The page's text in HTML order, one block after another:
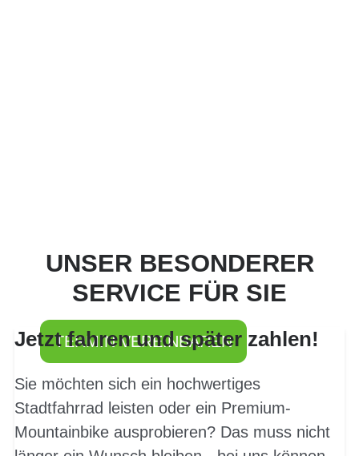
PROBEFAHRT? JA,
SOFORT!
TERMIN VEREINBAREN
UNSER BESONDERER
SERVICE FÜR SIE
Jetzt fahren und später zahlen!
Sie möchten sich ein hochwertiges
Stadtfahrrad leisten oder ein Premium-
Mountainbike ausprobieren? Das muss nicht